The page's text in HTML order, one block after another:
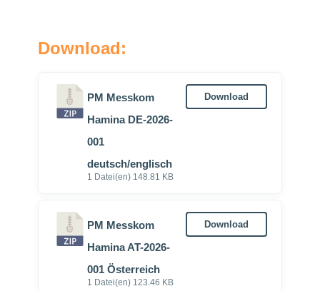
Download:
PM Messkom
Hamina DE-2026-
001
deutsch/englisch
1 Datei(en) 148.81 KB
Download
PM Messkom
Hamina AT-2026-
001 Österreich
1 Datei(en) 123.46 KB
Download